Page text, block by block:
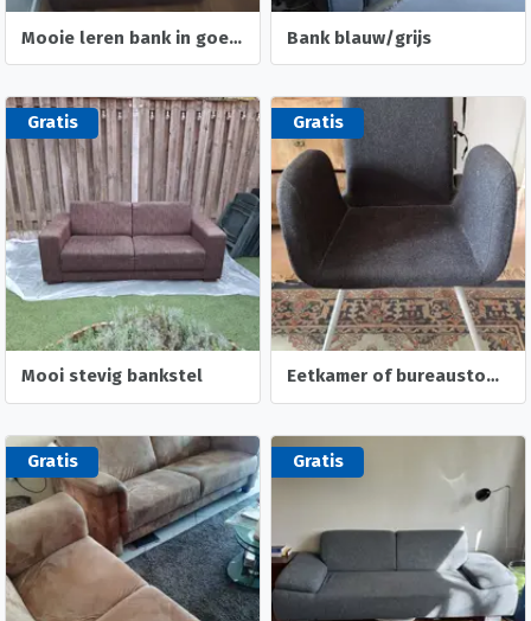
Mooie leren bank in goede staat Bank blauw/grijs
Gratis
Mooi stevig bankstel
Gratis
Eetkamer of bureaustoel Patrick Ikea
Gratis Gratis